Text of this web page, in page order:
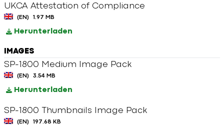
UKCA Attestation of Compliance
(EN) 1.97 MB
Herunterladen
IMAGES
SP-1800 Medium Image Pack
(EN) 3.54 MB
Herunterladen
SP-1800 Thumbnails Image Pack
(EN) 197.68 KB